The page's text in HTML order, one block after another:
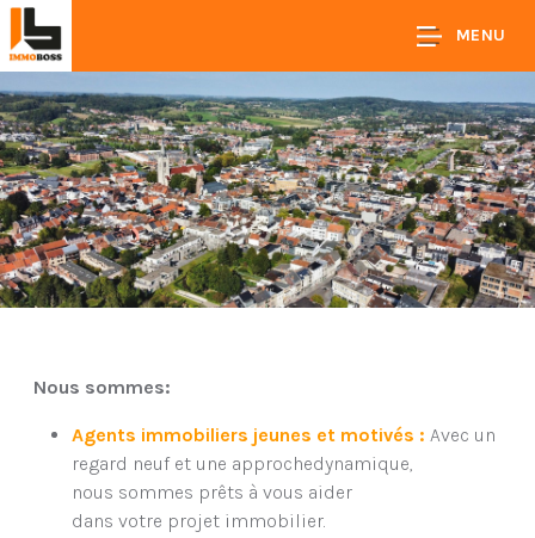
MENU
Nous sommes:
Agents immobiliers jeunes et motivés : Avec un
regard neuf et une approchedynamique,
nous sommes prêts à vous aider
dans votre projet immobilier.